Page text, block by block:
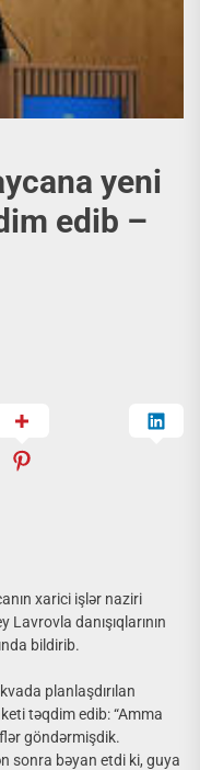
yeni
edib –
xarici işlər naziri
Lavrovla danışıqlarının
bildirib.
planlaşdırılan
təqdim edib: “Amma
göndərmişdik.
sonra bəyan etdi ki, guya